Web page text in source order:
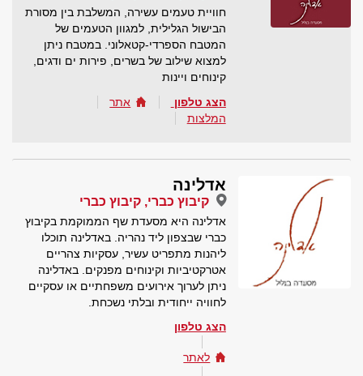
חוויית טעמים עשירה, המשלבת בין מסורת
הבישול הגלילית, למגוון הטעמים של
המטבח הספרדי-קטאלוני. במטבח ניתן
למצוא שילוב של בשרים, פירות ים ודגים,
קינוחים ויינות
הצג טלפון
אתר
המלצות
אדלינה
קיבוץ כברי, קיבוץ כברי
אדלינה היא מסעדת שף הממוקמת בקיבוץ
כברי שבצפון ליד נהריה. באדלינה תוכלו
ליהנות מתפריט עשיר, עסקיות צהריים
אטרקטיביות וקינוחים מפנקים. באדלינה
ניתן לערוך אירועים משפחתיים או עסקיים
לחוויה ייחודית ובלתי נשכחת.
הצג טלפון
לאתר